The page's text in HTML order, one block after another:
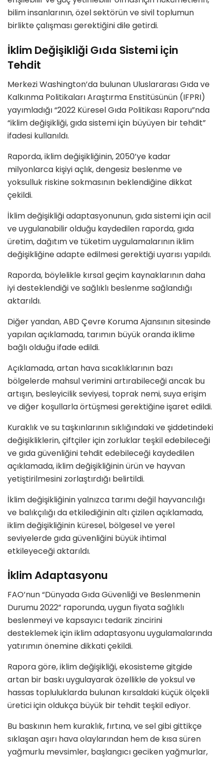
bilim insanlarının, özel sektörün ve sivil toplumun
birlikte çalışması gerektiğini dile getirdi.
İklim Değişikliği Gıda Sistemi için
Tehdit
Merkezi Washington’da bulunan Uluslararası Gıda ve
Kalkınma Politikaları Araştırma Enstitüsünün (IFPRI)
yayımladığı “2022 Küresel Gıda Politikası Raporu”nda
“iklim değişikliği, gıda sistemi için büyüyen bir tehdit”
ifadesi kullanıldı.
Raporda, iklim değişikliğinin, 2050’ye kadar
milyonlarca kişiyi açlık, dengesiz beslenme ve
yoksulluk riskine sokmasının beklendiğine dikkat
çekildi.
İklim değişikliği adaptasyonunun, gıda sistemi için acil
ve uygulanabilir olduğu kaydedilen raporda, gıda
üretim, dağıtım ve tüketim uygulamalarının iklim
değişikliğine adapte edilmesi gerektiği uyarısı yapıldı.
Raporda, böylelikle kırsal geçim kaynaklarının daha
iyi desteklendiği ve sağlıklı beslenme sağlandığı
aktarıldı.
Diğer yandan, ABD Çevre Koruma Ajansının sitesinde
yapılan açıklamada, tarımın büyük oranda iklime
bağlı olduğu ifade edildi.
Açıklamada, artan hava sıcaklıklarının bazı
bölgelerde mahsul verimini artırabileceği ancak bu
artışın, besleyicilik seviyesi, toprak nemi, suya erişim
ve diğer koşullarla örtüşmesi gerektiğine işaret edildi.
Kuraklık ve su taşkınlarının sıklığındaki ve şiddetindeki
değişikliklerin, çiftçiler için zorluklar teşkil edebileceği
ve gıda güvenliğini tehdit edebileceği kaydedilen
açıklamada, iklim değişikliğinin ürün ve hayvan
yetiştirilmesini zorlaştırdığı belirtildi.
İklim değişikliğinin yalnızca tarımı değil hayvancılığı
ve balıkçılığı da etkilediğinin altı çizilen açıklamada,
iklim değişikliğinin küresel, bölgesel ve yerel
seviyelerde gıda güvenliğini büyük ihtimal
etkileyeceği aktarıldı.
İklim Adaptasyonu
FAO’nun “Dünyada Gıda Güvenliği ve Beslenmenin
Durumu 2022” raporunda, uygun fiyata sağlıklı
beslenmeyi ve kapsayıcı tedarik zincirini
desteklemek için iklim adaptasyonu uygulamalarında
yatırımın önemine dikkati çekildi.
Rapora göre, iklim değişikliği, ekosisteme gitgide
artan bir baskı uygulayarak özellikle de yoksul ve
hassas topluluklarda bulunan kırsaldaki küçük ölçekli
üretici için oldukça büyük bir tehdit teşkil ediyor.
Bu baskının hem kuraklık, fırtına, ve sel gibi gittikçe
sıklaşan aşırı hava olaylarından hem de kısa süren
yağmurlu mevsimler, başlangıcı geciken yağmurlar,